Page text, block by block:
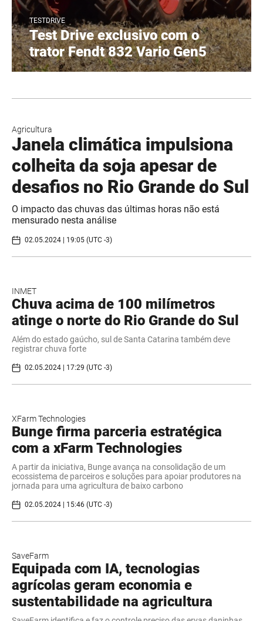
TESTDRIVE
Test Drive exclusivo com o
trator Fendt 832 Vario Gen5
Agricultura
Janela climática impulsiona
colheita da soja apesar de
desafios no Rio Grande do Sul
O impacto das chuvas das últimas horas não está
mensurado nesta análise
02.05.2024 | 19:05 (UTC -3)
INMET
Chuva acima de 100 milímetros
atinge o norte do Rio Grande do Sul
Além do estado gaúcho, sul de Santa Catarina também deve
registrar chuva forte
02.05.2024 | 17:29 (UTC -3)
XFarm Technologies
Bunge firma parceria estratégica
com a xFarm Technologies
A partir da iniciativa, Bunge avança na consolidação de um
ecossistema de parceiros e soluções para apoiar produtores na
jornada para uma agricultura de baixo carbono
02.05.2024 | 15:46 (UTC -3)
SaveFarm
Equipada com IA, tecnologias
agrícolas geram economia e
sustentabilidade na agricultura